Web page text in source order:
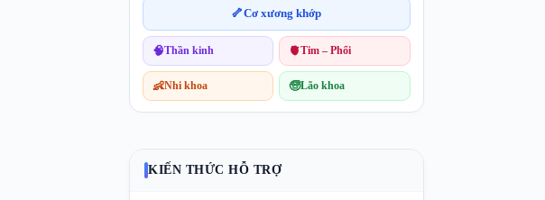
🦴Cơ xương khớp
🧠Thần kinh 🫀Tim – Phổi
👶Nhi khoa 🧓Lão khoa
KIẾN THỨC HỖ TRỢ